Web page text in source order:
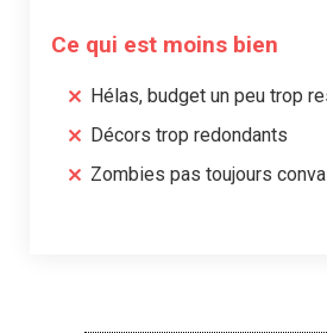
Ce qui est moins bien
Hélas, budget un peu trop
Décors trop redondants
Zombies pas toujours